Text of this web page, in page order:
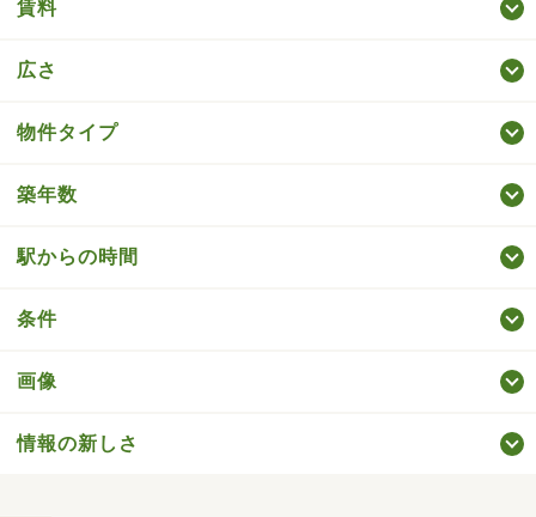
賃料
広さ
物件タイプ
築年数
駅からの時間
条件
画像
情報の新しさ